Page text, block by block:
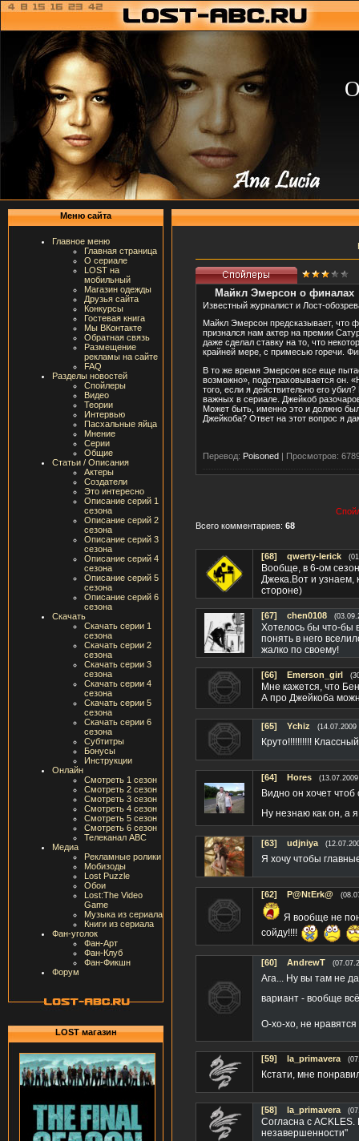
Меню сайта
Главное меню
Главная страница
О сериале
LOST на
мобильный
Магазин одежды
Друзья сайта
Конкурсы
Гостевая книга
Мы ВКонтакте
Обратная связь
Размещение
рекламы на сайте
FAQ
Разделы новостей
Спойлеры
Видео
Теории
Интервью
Пасхальные яйца
Мнение
Серии
Общие
Статьи / Описания
Актеры
Создатели
Это интересно
Описание серий 1
сезона
Описание серий 2
сезона
Описание серий 3
сезона
Описание серий 4
сезона
Описание серий 5
сезона
Описание серий 6
сезона
Скачать
Скачать серии 1
сезона
Скачать серии 2
сезона
Скачать серии 3
сезона
Скачать серии 4
сезона
Скачать серии 5
сезона
Скачать серии 6
сезона
Субтитры
Бонусы
Инструкции
Онлайн
Смотреть 1 сезон
Смотреть 2 сезон
Смотреть 3 сезон
Смотреть 4 сезон
Смотреть 5 сезон
Смотреть 6 сезон
Телеканал ABC
Медиа
Рекламные ролики
Мобизоды
Lost Puzzle
Обои
Lost:The Video
Game
Музыка из сериала
Книги из сериала
Фан-уголок
Фан-Арт
Фан-Клуб
Фан-Фикшн
Форум
LOST магазин
Майкл Эмерсон о финалах
Известный журналист и Лост-
Майкл Эмерсон предсказывает, что
признался нам актер на премии
даже сделал ставку на то, что
крайней мере, с примесью горечи.
В то же время Эмерсон все еще
возможно», подстраховывается он.
того, если я действительно его
важных в сериале. Джейкоб
Может быть, именно это и должно
Джейкоба? Ответ на этот вопрос я
Перевод: Poisoned | Просмотров:
Всего комментариев: 68
[68] qwerty-lerick
Вообще, в 6-ом
Джека.Вот и узнаем,
стороне)
[67] chen0108
Хотелось бы что-бы
понять в него
жалко по своему!
[66] Emerson_girl
Мне кажется, что
А про Джейкоба
[65] Ychiz (14.07.2009
Круто!!!!!!!!!!
[64] Hores
Видно он хочет
Ну незнаю как он, а
[63] udjniya
Я хочу чтобы
[62] P@NtErk@
Я вообще не
сойду!!!!
[60] AndrewT
Ага... Ну вы там не
вариант - вообще
О-хо-хо, не
[59] la_primavera
Кстати, мне
[58] la_primavera
Согласна с
незавершенности"